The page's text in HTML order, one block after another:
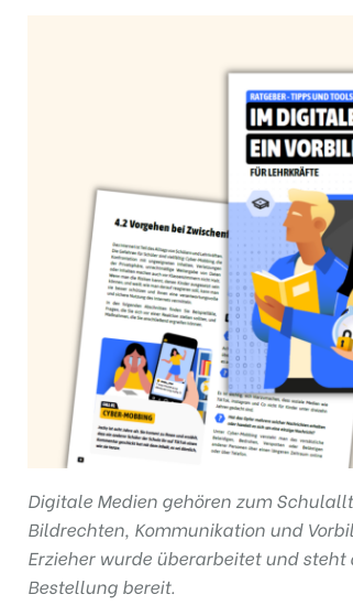
Digitale Medien gehören zum
Bildrechten, Kommunikation und
Erzieher wurde überarbeitet und
Bestellung bereit.